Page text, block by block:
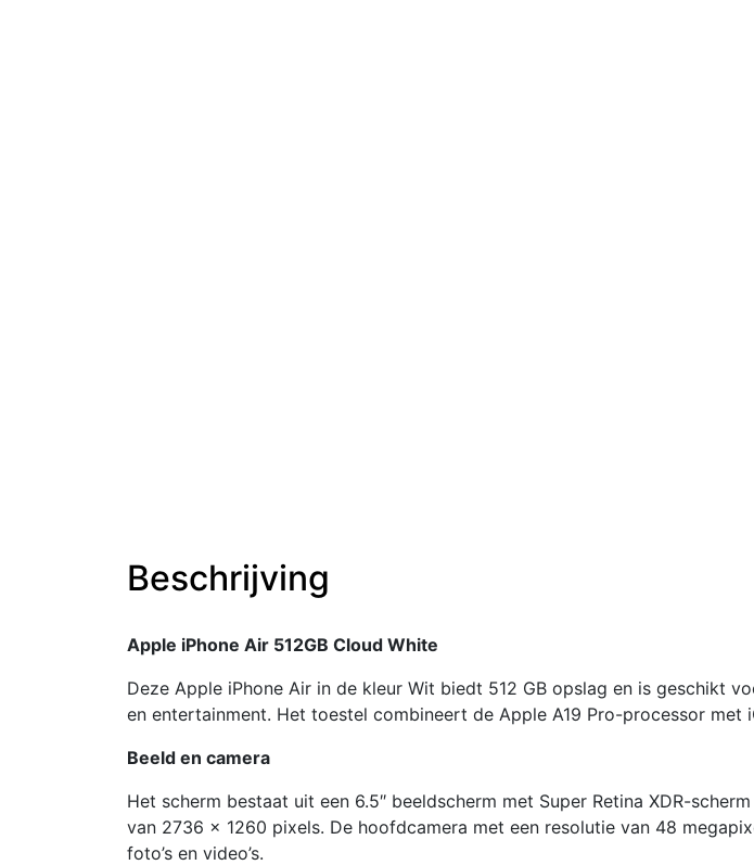
Beschrijving
Apple iPhone Air 512GB Cloud White
Deze Apple iPhone Air in de kleur Wit biedt 512 GB opslag en is geschikt
en entertainment. Het toestel combineert de Apple A19 Pro-processor met
Beeld en camera
Het scherm bestaat uit een 6.5″ beeldscherm met Super Retina XDR-
van 2736 x 1260 pixels. De hoofdcamera met een resolutie van 48
foto’s en video’s.